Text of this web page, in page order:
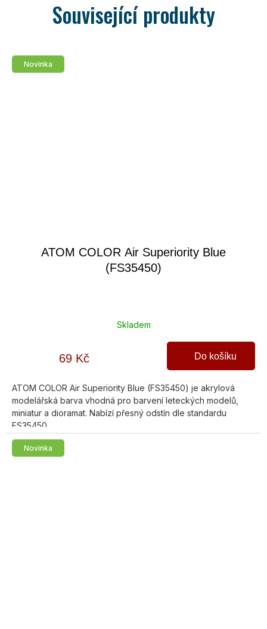
Související produkty
Novinka
ATOM COLOR Air Superiority Blue
(FS35450)
Skladem
69 Kč Do košíku
ATOM COLOR Air Superiority Blue (FS35450) je akrylová
modelářská barva vhodná pro barvení leteckých modelů,
miniatur a dioramat. Nabízí přesný odstín dle standardu
FS35450,...
Novinka